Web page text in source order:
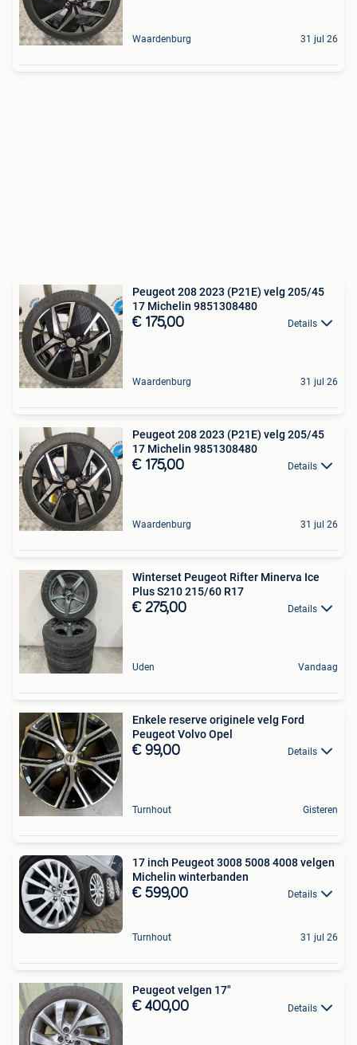
Waardenburg 31 jul 26
Peugeot 208 2023 (P21E) velg 205/45
17 Michelin 9851308480
€ 175,00 Details
Waardenburg 31 jul 26
Peugeot 208 2023 (P21E) velg 205/45
17 Michelin 9851308480
€ 175,00 Details
Waardenburg 31 jul 26
Winterset Peugeot Rifter Minerva Ice
Plus S210 215/60 R17
€ 275,00 Details
Uden Vandaag
Enkele reserve originele velg Ford
Peugeot Volvo Opel
€ 99,00 Details
Turnhout Gisteren
17 inch Peugeot 3008 5008 4008 velgen
Michelin winterbanden
€ 599,00 Details
Turnhout 31 jul 26
Peugeot velgen 17"
€ 400,00 Details